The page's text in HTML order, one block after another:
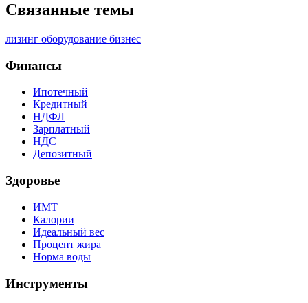
Связанные темы
лизинг оборудование бизнес
Финансы
Ипотечный
Кредитный
НДФЛ
Зарплатный
НДС
Депозитный
Здоровье
ИМТ
Калории
Идеальный вес
Процент жира
Норма воды
Инструменты